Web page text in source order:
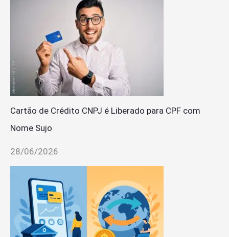
Cartão de Crédito CNPJ é Liberado para CPF com
Nome Sujo
28/06/2026